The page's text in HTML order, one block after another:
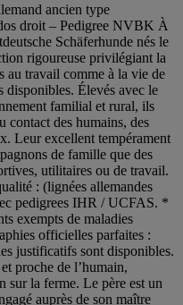
ancien type
droit – Pedigree NVBK À
Schäferhunde nés le
rigoureuse privilégiant la
au travail comme à la vie de
disponibles. Élevés avec le
familial et rural, ils
contact des humains, des
Leur excellent tempérament
de famille que des
utilitaires ou de travail.
: (lignées allemandes
pedigrees IHR / UCFAS. *
exempts de maladies
officielles parfaites :
justificatifs sont disponibles.
proche de l’humain,
sur la ferme. Le père est un
auprès de son maître